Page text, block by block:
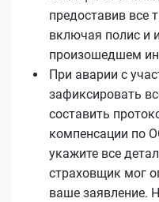
предоставив все
включая полис и
произошедшем
При аварии с
зафиксировать
составить
компенсации по
укажите все
страховщик мог
ваше заявление.